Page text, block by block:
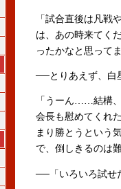
「試合直後は凡戦
は、あの時来てく
ったかなと思って
──とりあえず、白
「うーん……結構
会長も慰めてくれ
まり勝とうという
で、倒しきるのは
──「いろいろ試せ